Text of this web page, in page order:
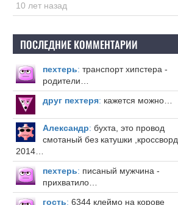
10 лет назад
ПОСЛЕДНИЕ КОММЕНТАРИИ
пехтерь: транспорт хипстера -
родители…
друг пехтеря: кажется можно…
Александр: бухта, это провод
смотаный без катушки ,кроссворд
2014…
пехтерь: писаный мужчина -
прихватило…
гость: 6344 клеймо на корове